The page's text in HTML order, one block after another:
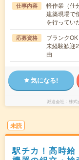
仕事内容
軽作業（仕
建築現場で
を行ってい
応募資格
ブランク
未経験歓迎
由
気になる!
派遣会社 株
未読
駅チカ！高時